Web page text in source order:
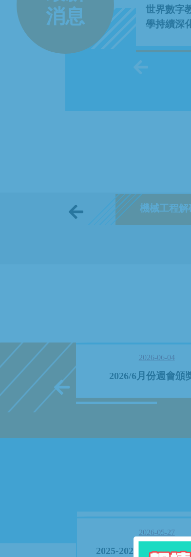
消息
世界數字
學持續深
機械工程解
頒獎禮
2026-06-04
2026/6月份週會頒
2026-05-27
2025-2026 學生獎勵 -